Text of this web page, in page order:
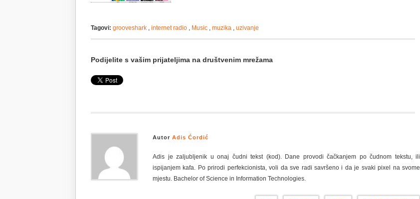
Tagovi: grooveshark , internet radio , Music , muzika , uzivanje
Podijelite s vašim prijateljima na društvenim mrežama
Autor Adis Ćordić
Adis je zaljubljenik u onaj čudni tekst (kod). Dane provodi čačkanjem po čudnom tekstu, ili
ispijanjem kafa. Po prirodi perfekcionista, voli da sve radi savršeno i da je svaki pixel na svome
mjestu. Bachelor of Science in Information Technologies.